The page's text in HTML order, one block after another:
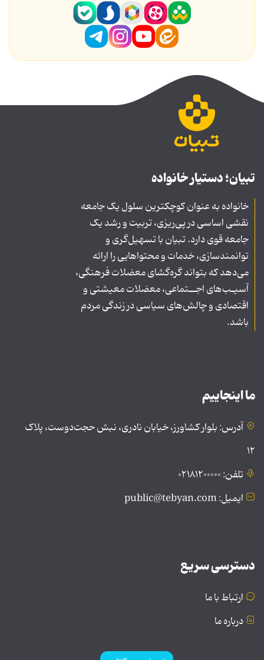
تبیان؛ دستیار خانواده
خانواده به عنوان کوچکترین سلول یک جامعه
نقشی اساسی در پی‌ریزی، تربیت و رشد یک
جامعه قوی دارد. تبیان با تسهیل‌گری و
توانمندسازی، خدمات و محتواهایی را ارائه
می‌دهد که بتواند گره‌گشای معضلات فرهنگی،
آسیـب‌های اجــتماعی، معضلات معیشتی و
اقتصادی و چالش‌های سیاسی در زندگی مردم
باشد.
ما اینجاییم
آدرس: بلوار کشاورز، خیابان نادری، نبش حجت‌دوست، پلاک
۱۲
تلفن: ۰۲۱۸۱۲۰۰۰۰۰
ایمیل: public@tebyan.com
دسترسی سریع
ارتباط با ما
درباره ما